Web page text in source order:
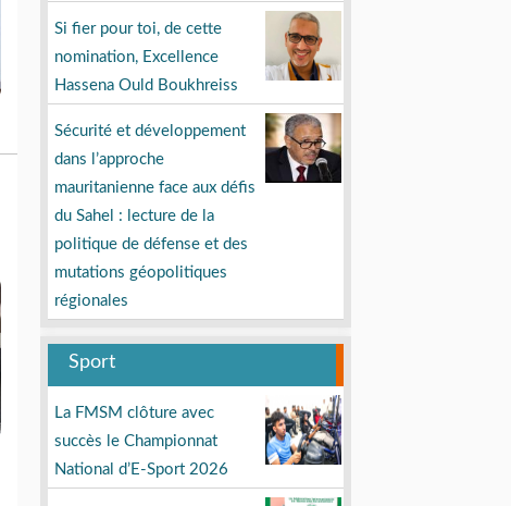
Si fier pour toi, de cette
nomination, Excellence
Hassena Ould Boukhreiss
Sécurité et développement
dans l’approche
mauritanienne face aux défis
du Sahel : lecture de la
politique de défense et des
mutations géopolitiques
régionales
Sport
La FMSM clôture avec
succès le Championnat
National d’E-Sport 2026